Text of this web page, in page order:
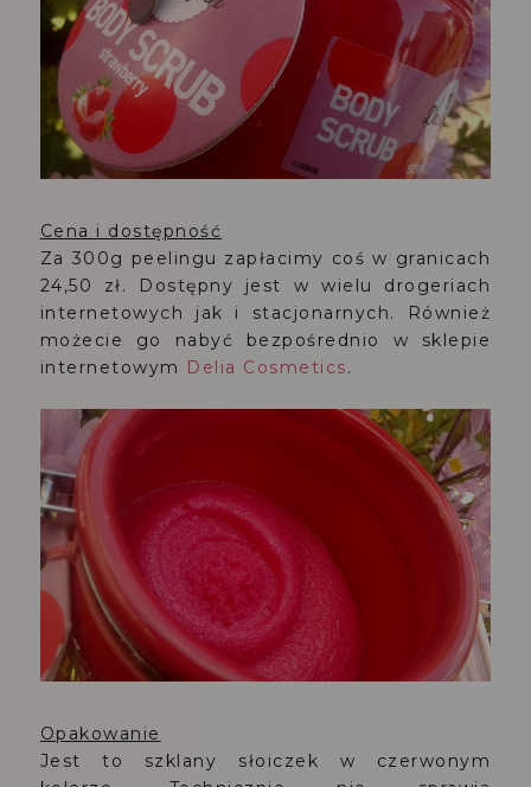
Cena i dostępność
Za 300g peelingu zapłacimy coś w granicach
24,50 zł. Dostępny jest w wielu drogeriach
internetowych jak i stacjonarnych. Również
możecie go nabyć bezpośrednio w sklepie
internetowym
Delia Cosmetics.
Opakowanie
Jest to szklany słoiczek w czerwonym